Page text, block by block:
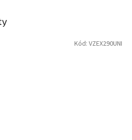
Kód: VZEX290UNI